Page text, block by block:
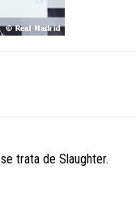
trata de Slaughter.